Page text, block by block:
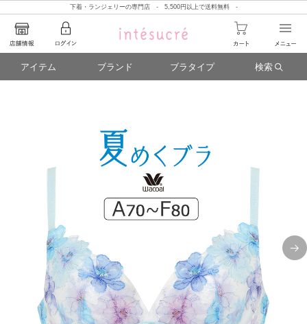
下着・ランジェリーの専門店 - 5,500円以上で送料無料 -
アイテム ブランド ブラタイプ 検索